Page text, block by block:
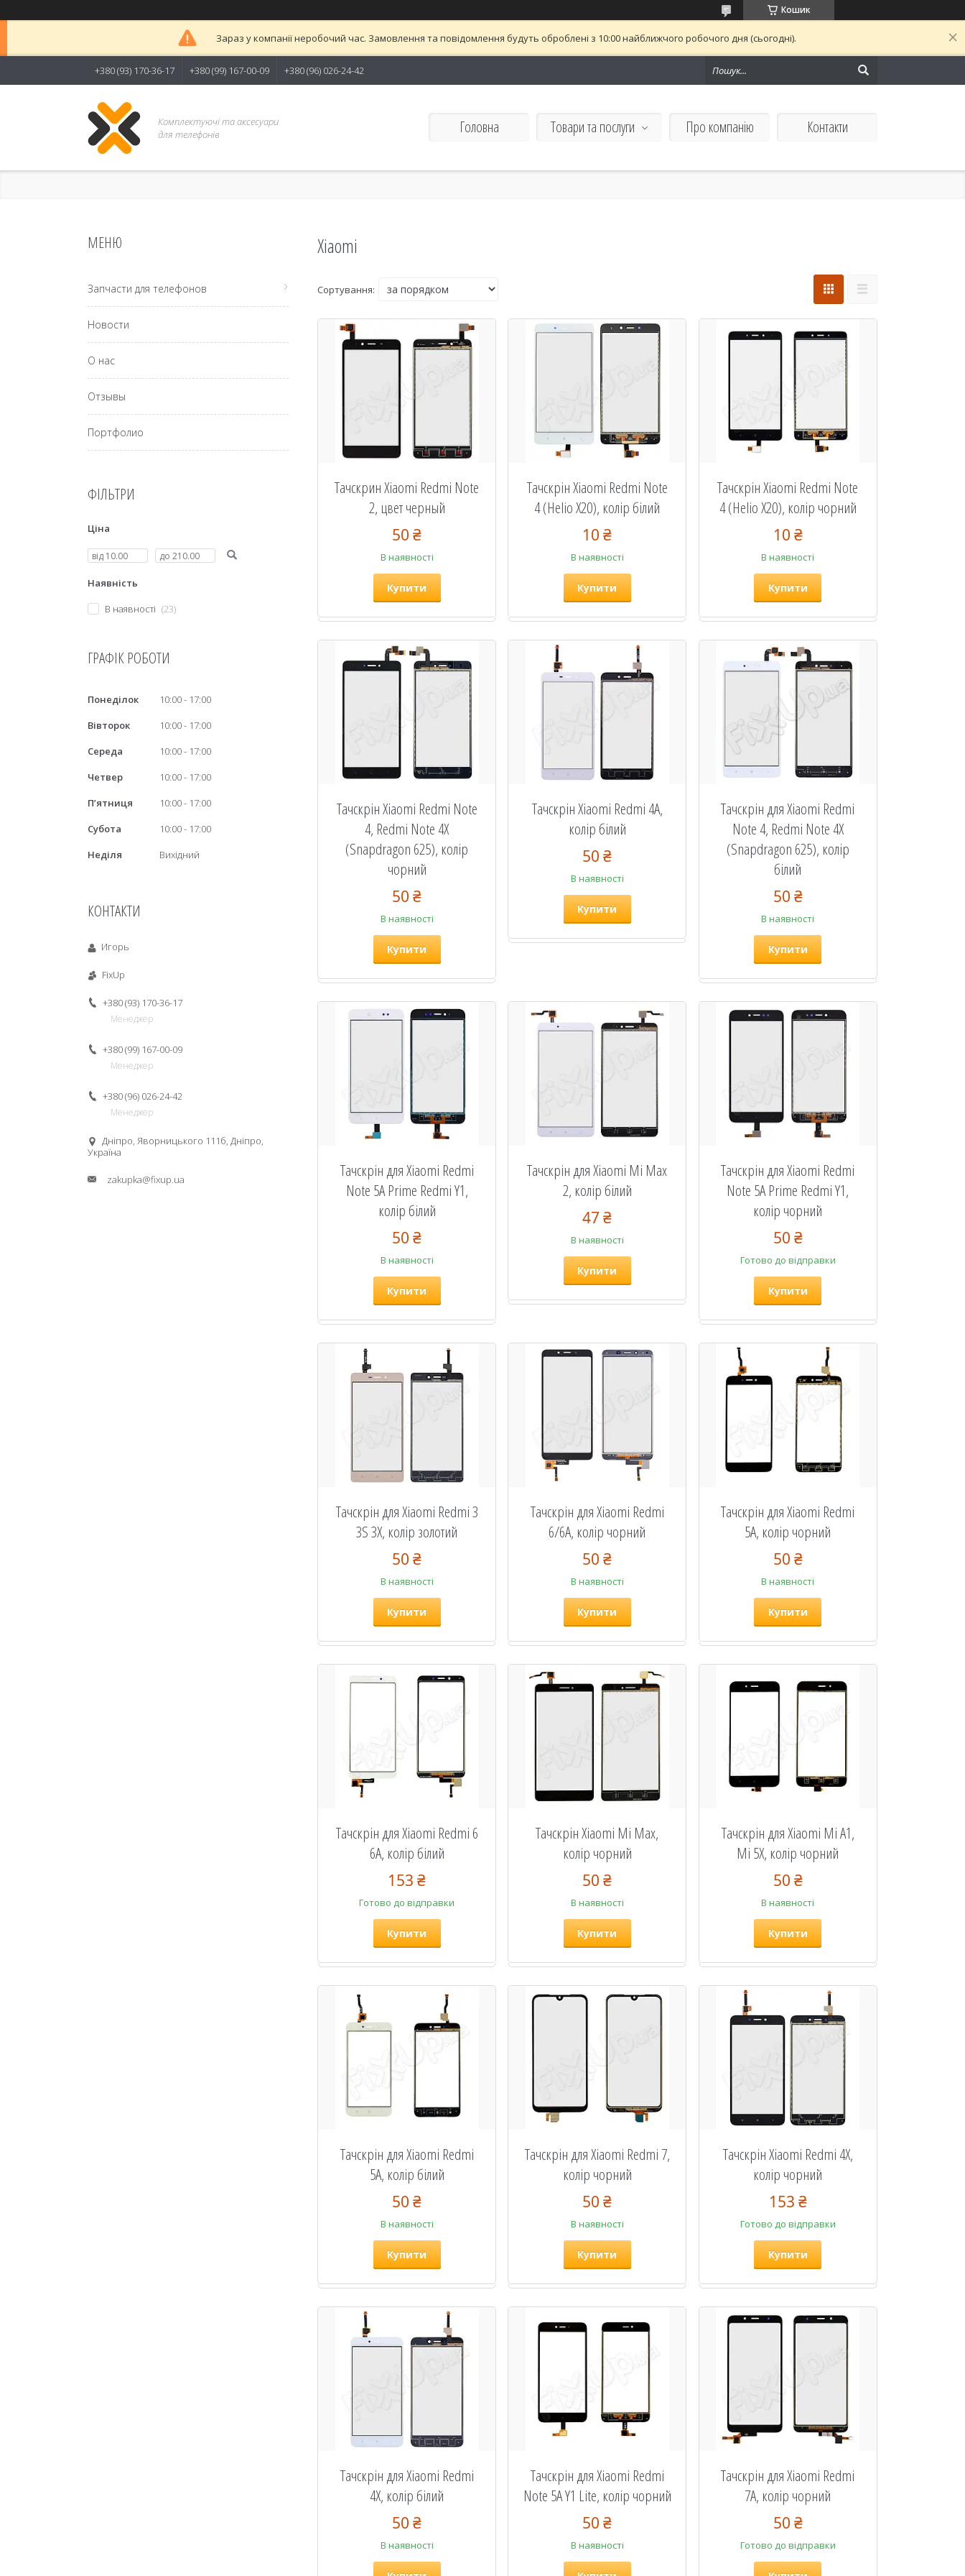
Кошик
Зараз у компанії неробочий час. Замовлення та повідомлення будуть оброблені з 10:00 найближчого робочого дня (сьогодні).
+380 (93) 170-36-17 +380 (99) 167-00-09 +380 (96) 026-24-42
Комплектуючі та аксесуари
для телефонів
Головна Товари та послуги Про компанію Контакти
Xiaomi
Тачскрин Xiaomi Redmi Note
2, цвет черный
50 ₴
В наявності
Купити
Тачскрін Xiaomi Redmi Note
4 (Helio X20), колір білий
10 ₴
В наявності
Купити
Тачскрін Xiaomi Redmi Note
4 (Helio X20), колір чорний
10 ₴
В наявності
Купити
Тачскрін Xiaomi Redmi Note
4, Redmi Note 4X
(Snapdragon 625), колір
чорний
50 ₴
В наявності
Купити
Тачскрін Xiaomi Redmi 4A,
колір білий
50 ₴
В наявності
Купити
Тачскрін для Xiaomi Redmi
Note 4, Redmi Note 4X
(Snapdragon 625), колір
білий
50 ₴
В наявності
Купити
Тачскрін для Xiaomi Redmi
Note 5A Prime Redmi Y1,
колір білий
50 ₴
В наявності
Купити
Тачскрін для Xiaomi Mi Max
2, колір білий
47 ₴
В наявності
Купити
Тачскрін для Xiaomi Redmi
Note 5A Prime Redmi Y1,
колір чорний
50 ₴
Готово до відправки
Купити
Тачскрін для Xiaomi Redmi 3
3S 3X, колір золотий
50 ₴
В наявності
Купити
Тачскрін для Xiaomi Redmi
6/6А, колір чорний
50 ₴
В наявності
Купити
Тачскрін для Xiaomi Redmi
5A, колір чорний
50 ₴
В наявності
Купити
Тачскрін для Xiaomi Redmi 6
6A, колір білий
153 ₴
Готово до відправки
Купити
Тачскрін Xiaomi Mi Max,
колір чорний
50 ₴
В наявності
Купити
Тачскрін для Xiaomi Mi A1,
Mi 5X, колір чорний
50 ₴
В наявності
Купити
Тачскрін для Xiaomi Redmi
5A, колір білий
50 ₴
В наявності
Купити
Тачскрін для Xiaomi Redmi 7,
колір чорний
50 ₴
В наявності
Купити
Тачскрін Xiaomi Redmi 4X,
колір чорний
153 ₴
Готово до відправки
Купити
Тачскрін для Xiaomi Redmi
4X, колір білий
50 ₴
В наявності
Тачскрін для Xiaomi Redmi
Note 5A Y1 Lite, колір чорний
50 ₴
В наявності
Тачскрін для Xiaomi Redmi
7A, колір чорний
50 ₴
Готово до відправки
Запчасти для телефонов
Новости
О нас
Отзывы
Портфолио
ФІЛЬТРИ
Ціна
Наявність
В наявності
23
ГРАФІК РОБОТИ
Понеділок 10:00
17:00
Вівторок
10:00
17:00
Середа
10:00
17:00
Четвер
10:00
17:00
Пʼятниця
10:00
17:00
Субота
10:00
17:00
Неділя
Вихідний
КОНТАКТИ
Игорь
FixUp
+380 (93) 170-36-17
Менеджер
+380 (99) 167-00-09
Менеджер
+380 (96) 026-24-42
Менеджер
Дніпро, Яворницького 111б, Дніпро,
Україна
zakupka@fixup.ua